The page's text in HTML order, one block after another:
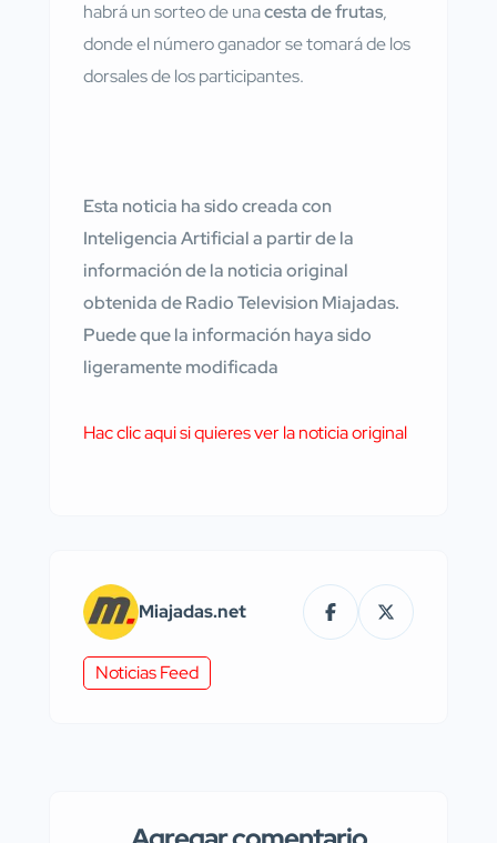
habrá un sorteo de unacesta de frutas,
donde el número ganador se tomará de los
dorsales de los participantes.
Esta noticia ha sido creada con
Inteligencia Artificial a partir de la
información de la noticia original
obtenida de Radio Television Miajadas.
Puede que la información haya sido
ligeramente modificada
Hac clic aqui si quieres ver la noticia original
Miajadas.net
Noticias Feed